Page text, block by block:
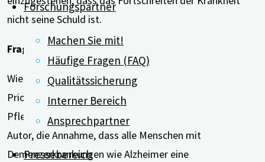
Forschungspartner
Machen Sie mit!
Häufige Fragen (FAQ)
Qualitätssicherung
Interner Bereich
Ansprechpartner
Pressebereich
nicht seine Schuld ist.
Fragen ehrlich beantworten
Wie aber wählt man die ideale Pflegeeinrichtung aus?
Priorität hat hierbei die Frage, ob eine angemessene
Pflege gewährleistet werden kann. Falsch ist, so der
Autor, die Annahme, dass alle Menschen mit
Demenzerkrankungen wie Alzheimer eine